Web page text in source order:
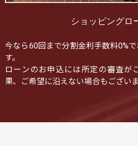
ショッピングロ
今なら60回まで分割金利手数料0%
す。
ローンのお申込には所定の審査が
果、ご希望に沿えない場合もございま